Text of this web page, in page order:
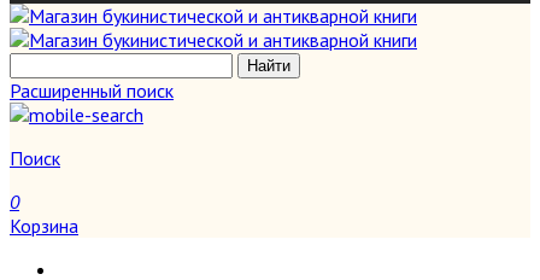
Расширенный поиск
Поиск
0
Корзина